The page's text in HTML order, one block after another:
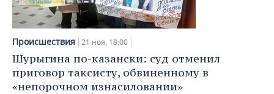
Происшествия 21 ноя, 18:00
Шурыгина по-казански: суд отменил
приговор таксисту, обвиненному в
«непорочном изнасиловании»